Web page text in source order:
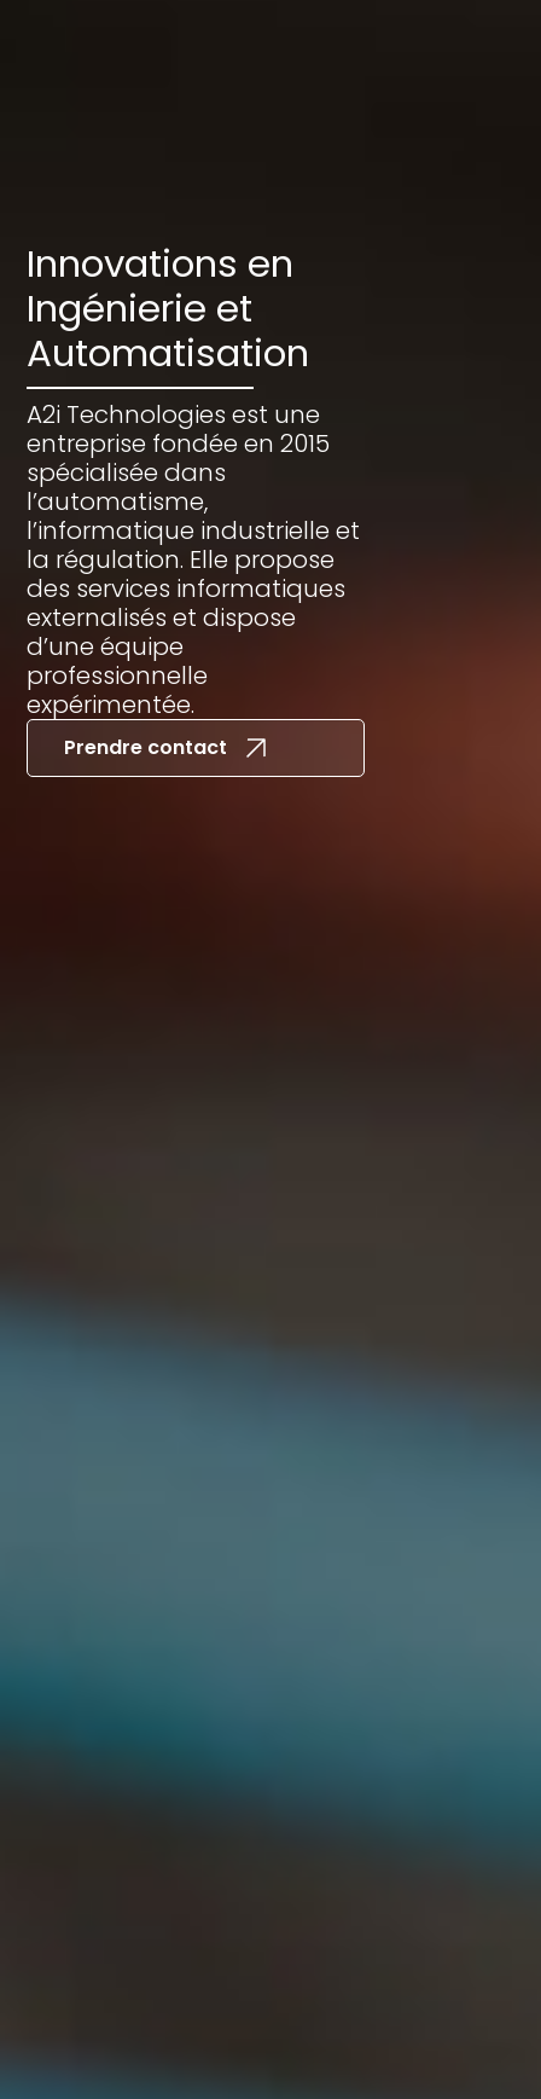
Innovations en
Ingénierie et
Automatisation
A2i Technologies est une
entreprise fondée en 2015
spécialisée dans
l’automatisme,
l’informatique industrielle et
la régulation. Elle propose
des services informatiques
externalisés et dispose
d’une équipe
professionnelle
expérimentée.
Prendre contact